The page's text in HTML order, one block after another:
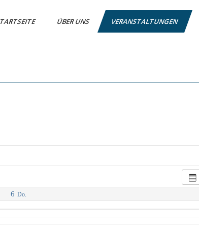
ÜBER UNS VERANSTALTUNGEN
6 Do.